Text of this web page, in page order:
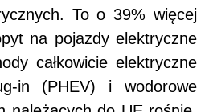
To o 39% więcej
na pojazdy elektryczne
całkowicie elektryczne
in (PHEV) i wodorowe